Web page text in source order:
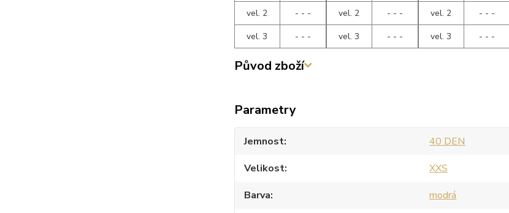
vel. 2
- - -
vel. 3
- - -
vel. 2
- - -
vel. 3
- - -
vel. 2
- - -
vel. 3
- - -
Původ zboží
Parametry
Jemnost
40 DEN
Velikost
XXS
Barva
modrá